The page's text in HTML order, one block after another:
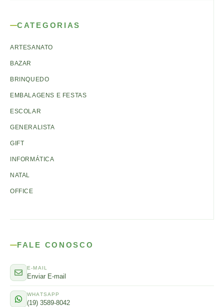
CATEGORIAS
ARTESANATO
BAZAR
BRINQUEDO
EMBALAGENS E FESTAS
ESCOLAR
GENERALISTA
GIFT
INFORMÁTICA
NATAL
OFFICE
FALE CONOSCO
E-MAIL
Enviar E-mail
WHATSAPP
(19) 3589-8042